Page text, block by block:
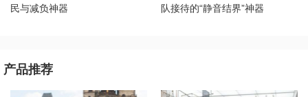
民与减负神器
队接待的“静音结界”神器
产品推荐